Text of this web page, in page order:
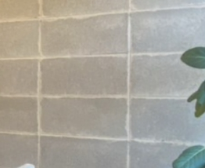
する事を
貢献します。